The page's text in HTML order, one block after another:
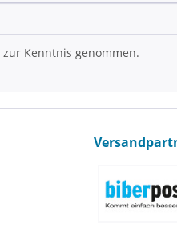
zur Kenntnis genommen.